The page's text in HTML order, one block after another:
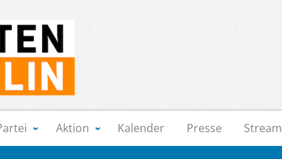
Aktion Kalender Presse Stream